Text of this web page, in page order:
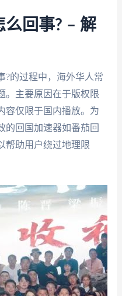
回事? – 解
?的过程中，海外华人常
。主要原因在于版权限
容仅限于国内播放。为
的回国加速器如番茄回
帮助用户绕过地理限